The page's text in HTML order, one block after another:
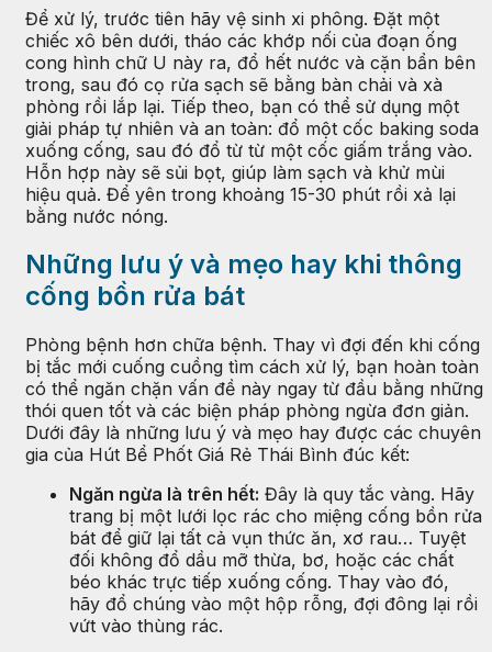
Để xử lý, trước tiên hãy vệ sinh xi phông. Đặt một
chiếc xô bên dưới, tháo các khớp nối của đoạn ống
cong hình chữ U này ra, đổ hết nước và cặn bẩn bên
trong, sau đó cọ rửa sạch sẽ bằng bàn chải và xà
phòng rồi lắp lại. Tiếp theo, bạn có thể sử dụng một
giải pháp tự nhiên và an toàn: đổ một cốc baking soda
xuống cống, sau đó đổ từ từ một cốc giấm trắng vào.
Hỗn hợp này sẽ sủi bọt, giúp làm sạch và khử mùi
hiệu quả. Để yên trong khoảng 15-30 phút rồi xả lại
bằng nước nóng.
Những lưu ý và mẹo hay khi thông
cống bồn rửa bát
Phòng bệnh hơn chữa bệnh. Thay vì đợi đến khi cống
bị tắc mới cuống cuồng tìm cách xử lý, bạn hoàn toàn
có thể ngăn chặn vấn đề này ngay từ đầu bằng những
thói quen tốt và các biện pháp phòng ngừa đơn giản.
Dưới đây là những lưu ý và mẹo hay được các chuyên
gia của Hút Bể Phốt Giá Rẻ Thái Bình đúc kết:
Ngăn ngừa là trên hết: Đây là quy tắc vàng. Hãy
trang bị một lưới lọc rác cho miệng cống bồn rửa
bát để giữ lại tất cả vụn thức ăn, xơ rau… Tuyệt
đối không đổ dầu mỡ thừa, bơ, hoặc các chất
béo khác trực tiếp xuống cống. Thay vào đó,
hãy đổ chúng vào một hộp rỗng, đợi đông lại rồi
vứt vào thùng rác.